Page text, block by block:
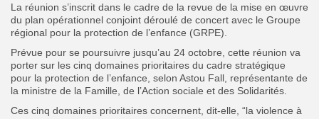
La réunion s’inscrit dans le cadre de la revue de la mise en œuvre
du plan opérationnel conjoint déroulé de concert avec le Groupe
régional pour la protection de l’enfance (GRPE).
Prévue pour se poursuivre jusqu’au 24 octobre, cette réunion va
porter sur les cinq domaines prioritaires du cadre stratégique
pour la protection de l’enfance, selon Astou Fall, représentante de
la ministre de la Famille, de l’Action sociale et des Solidarités.
Ces cinq domaines prioritaires concernent, dit-elle, “la violence à